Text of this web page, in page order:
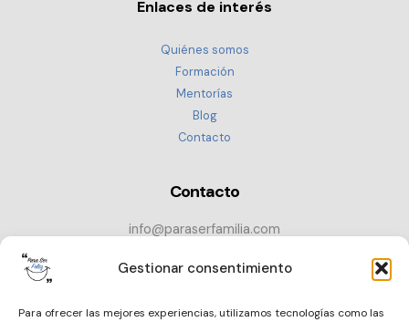
Gestionar consentimiento
Para ofrecer las mejores experiencias, utilizamos tecnologías como las
Enlaces de interés
Quiénes somos
Formación
Mentorías
Blog
Contacto
Contacto
info@paraserfamilia.com
CONTACTAR